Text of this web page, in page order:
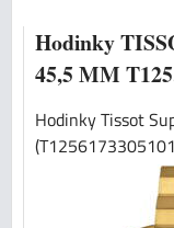
Hodinky
45,5 MM
Hodinky Tissot